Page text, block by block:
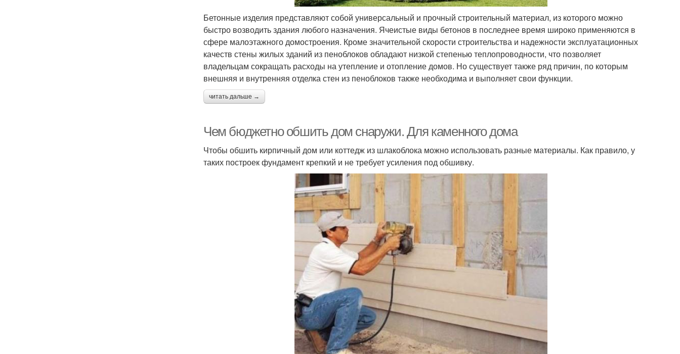
Бетонные изделия представляют собой универсальный и прочный строительный материал, из которого можно
быстро возводить здания любого назначения. Ячеистые виды бетонов в последнее время широко применяются в
сфере малоэтажного домостроения. Кроме значительной скорости строительства и надежности эксплуатационных
качеств стены жилых зданий из пеноблоков обладают низкой степенью теплопроводности, что позволяет
владельцам сокращать расходы на утепление и отопление домов. Но существует также ряд причин, по которым
внешняя и внутренняя отделка стен из пеноблоков также необходима и выполняет свои функции.
читать дальше →
Чем бюджетно обшить дом снаружи. Для каменного дома
Чтобы обшить кирпичный дом или коттедж из шлакоблока можно использовать разные материалы. Как правило, у
таких построек фундамент крепкий и не требует усиления под обшивку.